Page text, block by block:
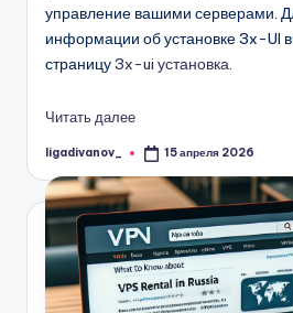
управление вашими серверами.
информации об установке 3x-UI
страницу3x-ui установка.
Читать далее
Запись
ligadivanov_ 15 апреля 2026